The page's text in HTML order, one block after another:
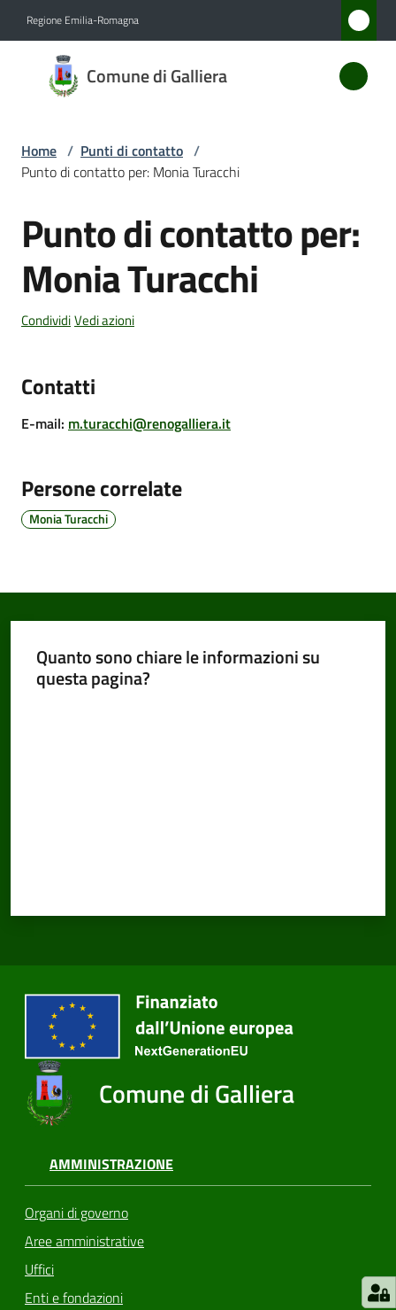
Regione Emilia-Romagna
Comune di Galliera
Comune
di
Novità
Servizi
Trasparente
Seguici
Home / Punti di contatto /
Punto di contatto per: Monia Turacchi
Salta al contenuto
Punto di contatto per:
Monia Turacchi
CondividiVedi azioni
Contatti
E-mail: m.turacchi@renogalliera.it
Persone correlate
Monia Turacchi
Quanto sono chiare le informazioni su
questa pagina?
Comune di Galliera
AMMINISTRAZIONE
Organi di governo
Aree amministrative
Uffici
Enti e fondazioni